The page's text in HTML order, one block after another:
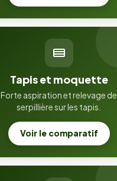
Tapis et moquette
Forte aspiration et relevage de
serpillière sur les tapis.
Voir le comparatif